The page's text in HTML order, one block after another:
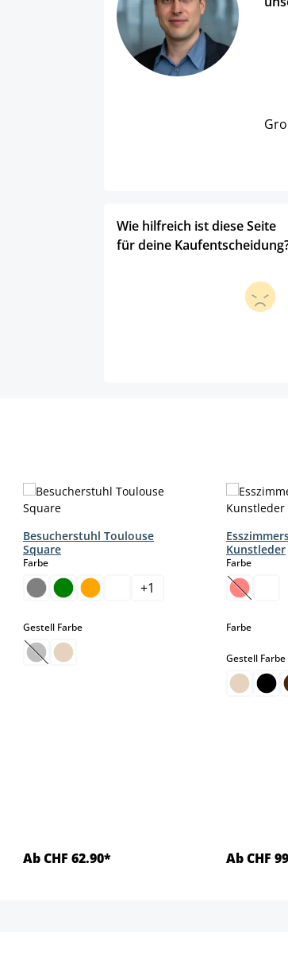
Wie hilfreich ist diese Seite
für deine
Besucherstuhl Toulouse
Square
Farbeauswählen
+1
Gestell Farbeauswählen
(Diese Option ist zurzeit nicht verfügbar.)
Ab CHF 62.90*
Kunstleder
Farbe
(Diese
Farbe
Gestell Farbe
Ab CHF